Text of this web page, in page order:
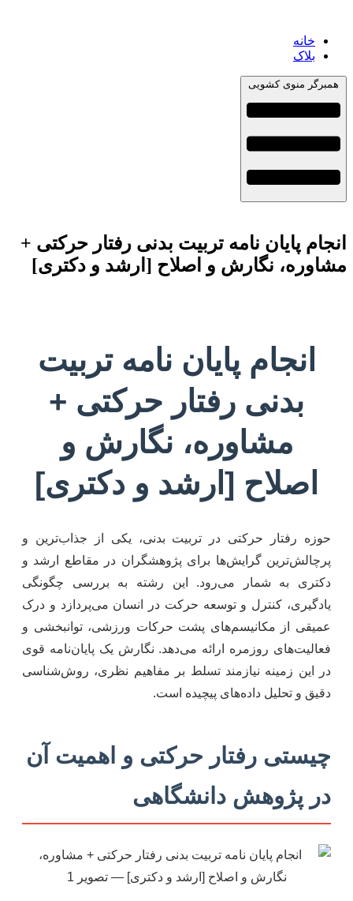
خانه
بلاک
همبرگر منوی کشویی
انجام پایان نامه تربیت بدنی رفتار حرکتی +
مشاوره، نگارش و اصلاح [ارشد و دکتری]
انجام پایان نامه تربیت
بدنی رفتار حرکتی +
مشاوره، نگارش و
اصلاح [ارشد و دکتری]
حوزه رفتار حرکتی در تربیت بدنی، یکی از جذاب‌ترین و
پرچالش‌ترین گرایش‌ها برای پژوهشگران در مقاطع ارشد و
دکتری به شمار می‌رود. این رشته به بررسی چگونگی
یادگیری، کنترل و توسعه حرکت در انسان می‌پردازد و درک
عمیقی از مکانیسم‌های پشت حرکات ورزشی، توانبخشی و
فعالیت‌های روزمره ارائه می‌دهد. نگارش یک پایان‌نامه قوی
در این زمینه نیازمند تسلط بر مفاهیم نظری، روش‌شناسی
دقیق و تحلیل داده‌های پیچیده است.
چیستی رفتار حرکتی و اهمیت آن
در پژوهش دانشگاهی